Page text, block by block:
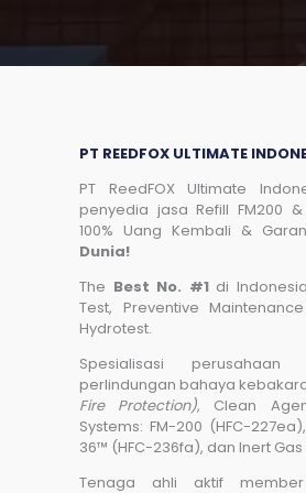
PT REEDFOX ULTIMATE
PT ReedFOX Ultimate
penyedia jasa Refill FM200
100% Uang Kembali &
Dunia!
The Best No. #1di
Test, Preventive
Hydrotest.
Spesialisasi
perlindungan bahaya
Fire Protection), Clean
Systems: FM-200 (HFC-
36™ (HFC-236fa), dan Inert Gas
Tenaga ahli aktif member